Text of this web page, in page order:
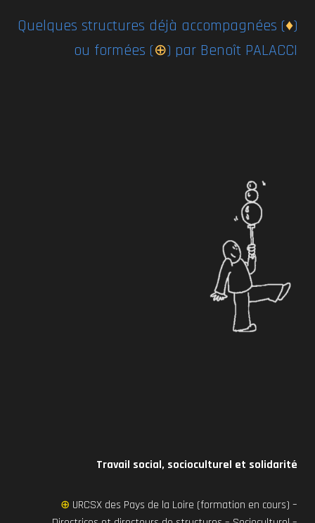
Quelques structures déjà accompagnées (♦)
ou formées (⊕) par Benoît PALACCI
Travail social, socioculturel et solidarité
⊕ URCSX des Pays de la Loire (formation en cours) –